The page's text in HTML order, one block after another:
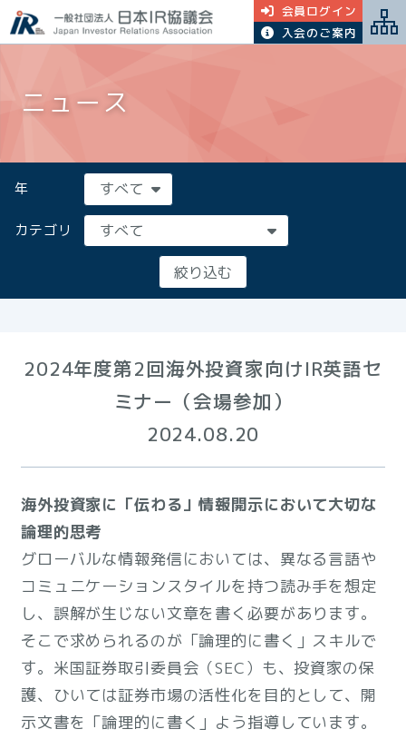
会員ログイン
入会のご案内
ニュース
年
カテゴリ
2024年度第2回海外投資家向けIR英語セ
ミナー（会場参加）
2024.08.20
海外投資家に「伝わる」情報開示において大切な
論理的思考
グローバルな情報発信においては、異なる言語や
コミュニケーションスタイルを持つ読み手を想定
し、誤解が生じない文章を書く必要があります。
そこで求められるのが「論理的に書く」スキルで
す。米国証券取引委員会（SEC）も、投資家の保
護、ひいては証券市場の活性化を目的として、開
示文書を「論理的に書く」よう指導しています。